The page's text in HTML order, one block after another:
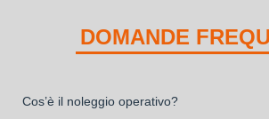
DOMANDE
Cos’è il noleggio operativo?